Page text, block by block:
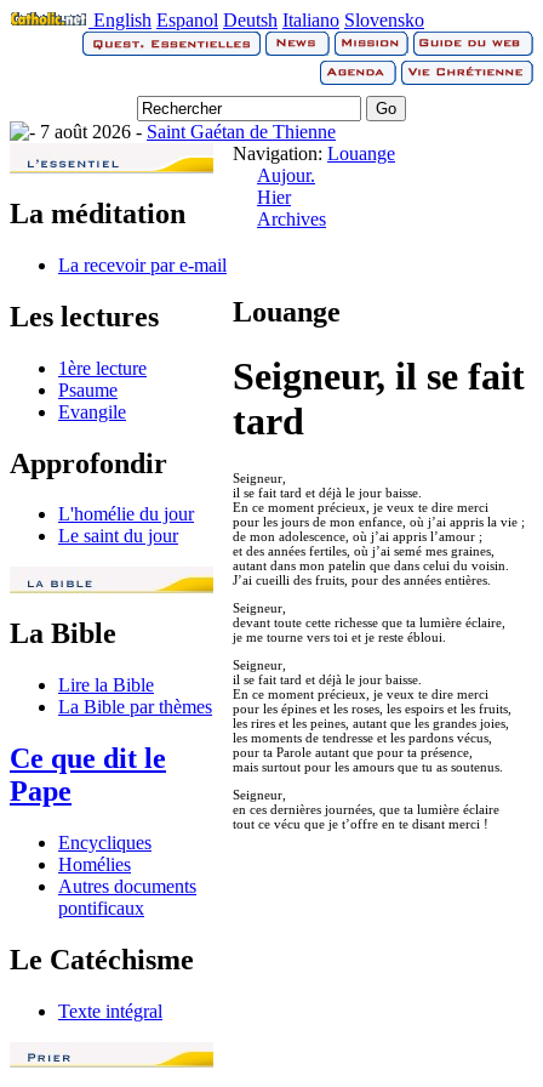
English Espanol Deutsh Italiano Slovensko
7 août 2026 - Saint Gaétan de Thienne
La méditation
La recevoir par e-mail
Les lectures
1ère lecture
Psaume
Evangile
Approfondir
L'homélie du jour
Le saint du jour
La Bible
Lire la Bible
La Bible par thèmes
Ce que dit le
Pape
Encycliques
Homélies
Autres documents
pontificaux
Le Catéchisme
Texte intégral
Navigation: Louange
Aujour.
Hier
Archives
Louange
Seigneur, il se fait
tard
Seigneur,
il se fait tard et déjà le jour baisse.
En ce moment précieux, je veux te dire merci
pour les jours de mon enfance, où j’ai appris la vie ;
de mon adolescence, où j’ai appris l’amour ;
et des années fertiles, où j’ai semé mes graines,
autant dans mon patelin que dans celui du voisin.
J’ai cueilli des fruits, pour des années entières.
Seigneur,
devant toute cette richesse que ta lumière éclaire,
je me tourne vers toi et je reste ébloui.
Seigneur,
il se fait tard et déjà le jour baisse.
En ce moment précieux, je veux te dire merci
pour les épines et les roses, les espoirs et les fruits,
les rires et les peines, autant que les grandes joies,
les moments de tendresse et les pardons vécus,
pour ta Parole autant que pour ta présence,
mais surtout pour les amours que tu as soutenus.
Seigneur,
en ces dernières journées, que ta lumière éclaire
tout ce vécu que je t’offre en te disant merci !